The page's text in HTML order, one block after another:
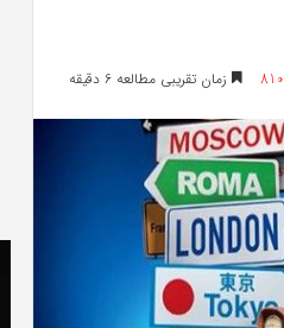
810 زمان تقریبی مطالعه 6 دقیقه